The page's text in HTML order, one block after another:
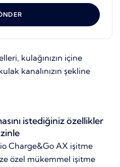
kulağınızın içine
kanalınızın şekline
istediğiniz özellikler
Charge&Go AX işitme
özel mükemmel işitme